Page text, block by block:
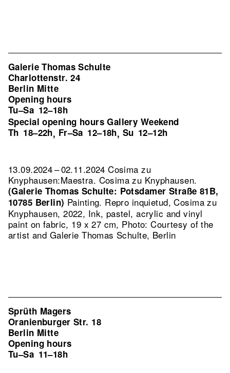
Galerie Thomas Schulte
Charlottenstr. 24
Berlin Mitte
Opening hours
Tu–Sa 12–18h
Special opening hours Gallery Weekend
Th 18–22h, Fr–Sa 12–18h, Su 12–12h
13.09.2024 – 02.11.2024 Cosima zu
Knyphausen:Maestra. Cosima zu Knyphausen.
(Galerie Thomas Schulte: Potsdamer Straße 81B,
10785 Berlin) Painting. Repro inquietud, Cosima zu
Knyphausen, 2022, Ink, pastel, acrylic and vinyl
paint on fabric, 19 x 27 cm, Photo: Courtesy of the
artist and Galerie Thomas Schulte, Berlin
Sprüth Magers
Oranienburger Str. 18
Berlin Mitte
Opening hours
Tu–Sa 11–18h